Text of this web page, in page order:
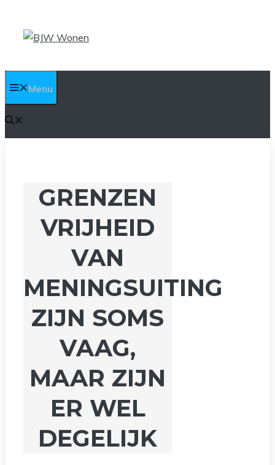
naar
Menu
GRENZEN
VRIJHEID
VAN
MENINGSUITING
ZIJN SOMS
VAAG,
MAAR ZIJN
ER WEL
DEGELIJK